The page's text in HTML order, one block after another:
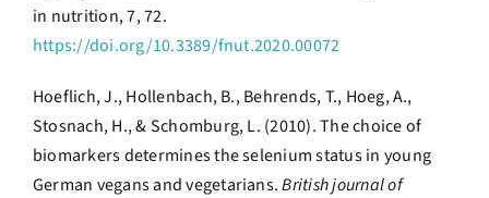
in nutrition, 7, 72.
https://doi.org/10.3389/fnut.2020.00072
Hoeflich, J., Hollenbach, B., Behrends, T., Hoeg, A.,
Stosnach, H., & Schomburg, L. (2010). The choice of
biomarkers determines the selenium status in young
German vegans and vegetarians.British journal of